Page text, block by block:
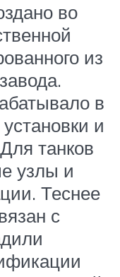
во
из
в
и
танков
узлы и
Теснее
с